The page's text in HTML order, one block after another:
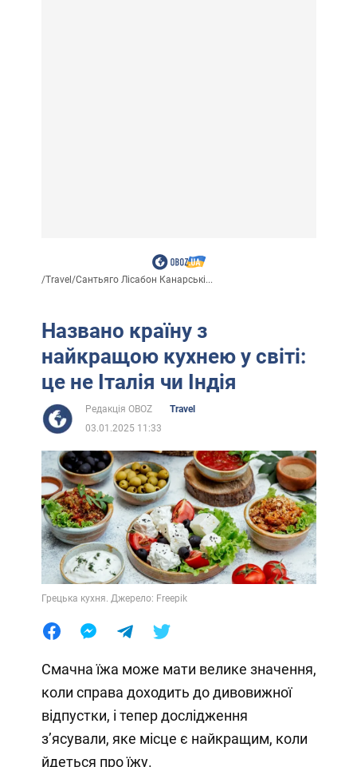
/Travel /Сантьяго Лісабон Канарські...
Названо країну з
найкращою кухнею у світі:
це не Італія чи Індія
Редакція OBOZ
Travel
03.01.2025 11:33
Грецька кухня. Джерело: Freepik
Смачна їжа може мати велике значення,
коли справа доходить до дивовижної
відпустки, і тепер дослідження
з’ясували, яке місце є найкращим, коли
йдеться про їжу.